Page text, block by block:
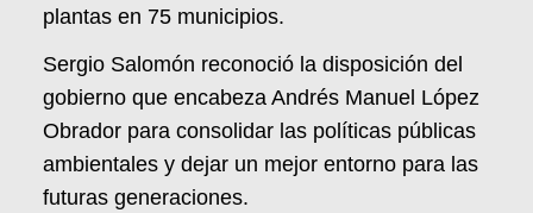
plantas en 75 municipios.
Sergio Salomón reconoció la disposición del
gobierno que encabeza Andrés Manuel López
Obrador para consolidar las políticas públicas
ambientales y dejar un mejor entorno para las
futuras generaciones.